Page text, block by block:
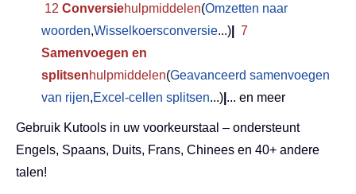
12 Conversiehulpmiddelen(Omzetten naar
woorden,Wisselkoersconversie...)
7
Samenvoegen en
splitsenhulpmiddelen(Geavanceerd samenvoegen
van rijen,Excel-cellen splitsen...) ... en meer
Gebruik Kutools in uw voorkeurstaal – ondersteunt
Engels, Spaans, Duits, Frans, Chinees en 40+ andere
talen!